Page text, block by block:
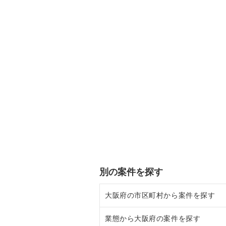
別の案件を探す
大阪府の市区町村から案件を探す
大阪市北区の飲食店の居抜き売却
業態から大阪府の案件を探す